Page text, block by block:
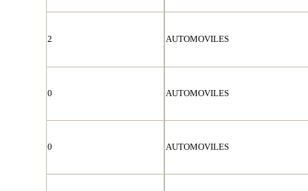
2 AUTOMOVILES
0 AUTOMOVILES
0 AUTOMOVILES